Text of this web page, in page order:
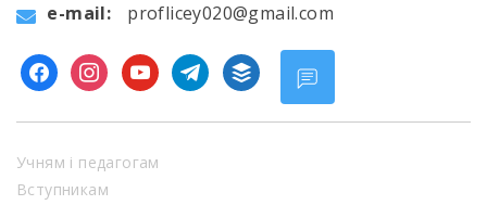
e-mail:
proflicey020@gmail.com
facebookinstagramyoutubetelegram
buffer
Учням і педагогам
Вступникам